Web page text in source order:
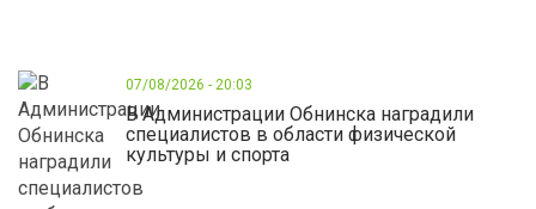
07/08/2026 - 20:03
В Администрации Обнинска наградили
специалистов в области физической
культуры и спорта